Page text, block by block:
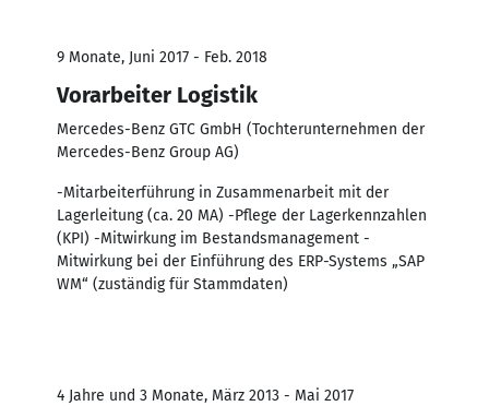
9 Monate, Juni 2017 - Feb. 2018
Vorarbeiter Logistik
Mercedes-Benz GTC GmbH (Tochterunternehmen der
Mercedes-Benz Group AG)
-Mitarbeiterführung in Zusammenarbeit mit der
Lagerleitung (ca. 20 MA) -Pflege der Lagerkennzahlen
(KPI) -Mitwirkung im Bestandsmanagement -
Mitwirkung bei der Einführung des ERP-Systems „SAP
WM“ (zuständig für Stammdaten)
4 Jahre und 3 Monate, März 2013 - Mai 2017